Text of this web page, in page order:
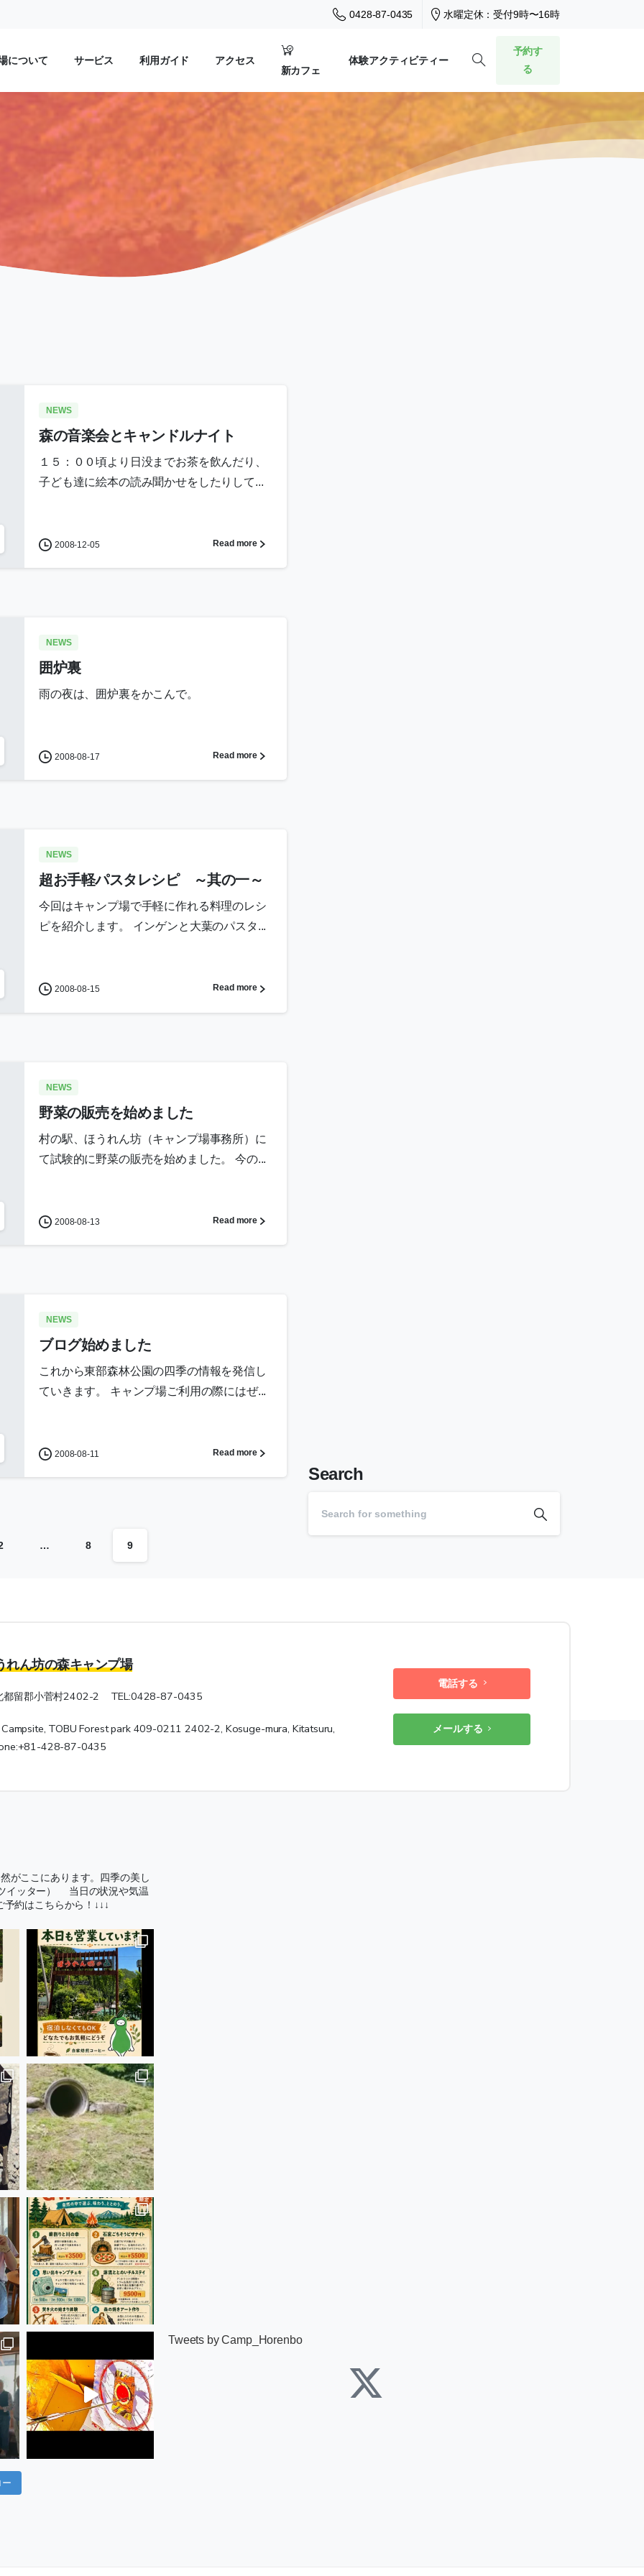
0428-87-0435 水曜定休：受付9時〜16時
について サービス 利用ガイド
アクセス
新カフェ
体験アクティビティー
予約す
る
NEWS
森の音楽会とキャンドルナイト
１５：００頃より日没までお茶を飲んだり、
子ども達に絵本の読み聞かせをしたりして...
2008-12-05 Read more
NEWS
囲炉裏
雨の夜は、囲炉裏をかこんで。
2008-08-17 Read more
NEWS
超お手軽パスタレシピ ～其の一～
今回はキャンプ場で手軽に作れる料理のレシ
ピを紹介します。 インゲンと大葉のパスタ...
2008-08-15 Read more
NEWS
野菜の販売を始めました
村の駅、ほうれん坊（キャンプ場事務所）に
て試験的に野菜の販売を始めました。 今の...
2008-08-13 Read more
NEWS
ブログ始めました
これから東部森林公園の四季の情報を発信し
ていきます。 キャンプ場ご利用の際にはぜ...
2008-08-11 Read more
… 8 9
Search
れん坊の森キャンプ場
都留郡小菅村2402-2 TEL:0428-87-0435
Campsite, TOBU Forest park 409-0211 2402-2, Kosuge-mura, Kitatsuru,
428-87-0435
電話する
メールする
がここにあります。四季の美し
イッター）
当日の状況や気温
予約はこちらから！↓↓↓
Tweets by Camp_Horenbo